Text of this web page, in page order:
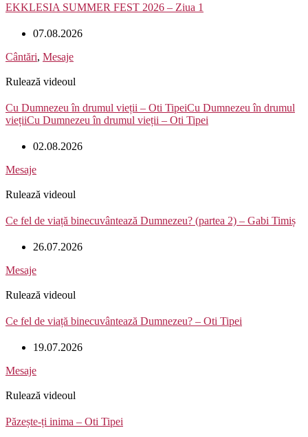
EKKLESIA SUMMER FEST 2026 – Ziua 1
07.08.2026
Cântări, Mesaje
Rulează videoul
Cu Dumnezeu în drumul vieții – Oti TipeiCu Dumnezeu în drumul
viețiiCu Dumnezeu în drumul vieții – Oti Tipei
02.08.2026
Mesaje
Rulează videoul
Ce fel de viață binecuvântează Dumnezeu? (partea 2) – Gabi Timiș
26.07.2026
Mesaje
Rulează videoul
Ce fel de viață binecuvântează Dumnezeu? – Oti Tipei
19.07.2026
Mesaje
Rulează videoul
Păzește-ți inima – Oti Tipei